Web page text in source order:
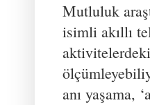
Mutluluk
isimli akıllı
anı yaşama,